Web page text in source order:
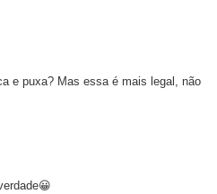
e puxa? Mas essa é mais legal, não